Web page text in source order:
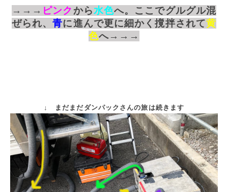
→→→ ピンクから水色へ。ここでグルグル混
ぜられ、青に進んで更に細かく撹拌されて黄
色へ→→→
↓ まだまだダンパックさんの旅は続きます